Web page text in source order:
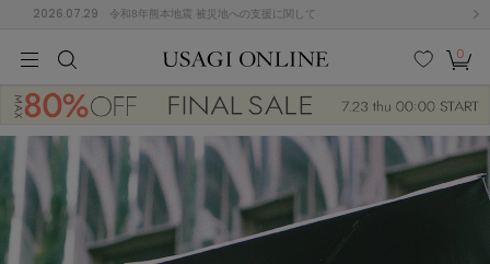
2026.07.29 令和8年熊本地震 被災地への支援に関して
に入
ト
0
(684)
(2928)
ス/ドレス (1145)
C D E F G
L M